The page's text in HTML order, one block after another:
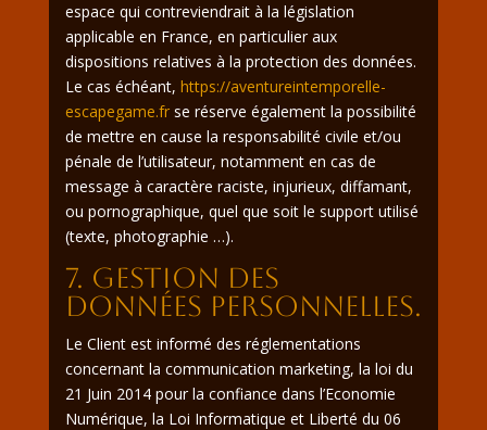
espace qui contreviendrait à la législation
applicable en France, en particulier aux
dispositions relatives à la protection des données.
Le cas échéant, https://aventureintemporelle-
escapegame.frse réserve également la possibilité
de mettre en cause la responsabilité civile et/ou
pénale de l’utilisateur, notamment en cas de
message à caractère raciste, injurieux, diffamant,
ou pornographique, quel que soit le support utilisé
(texte, photographie …).
7. Gestion des
données personnelles.
Le Client est informé des réglementations
concernant la communication marketing, la loi du
21 Juin 2014 pour la confiance dans l’Economie
Numérique, la Loi Informatique et Liberté du 06